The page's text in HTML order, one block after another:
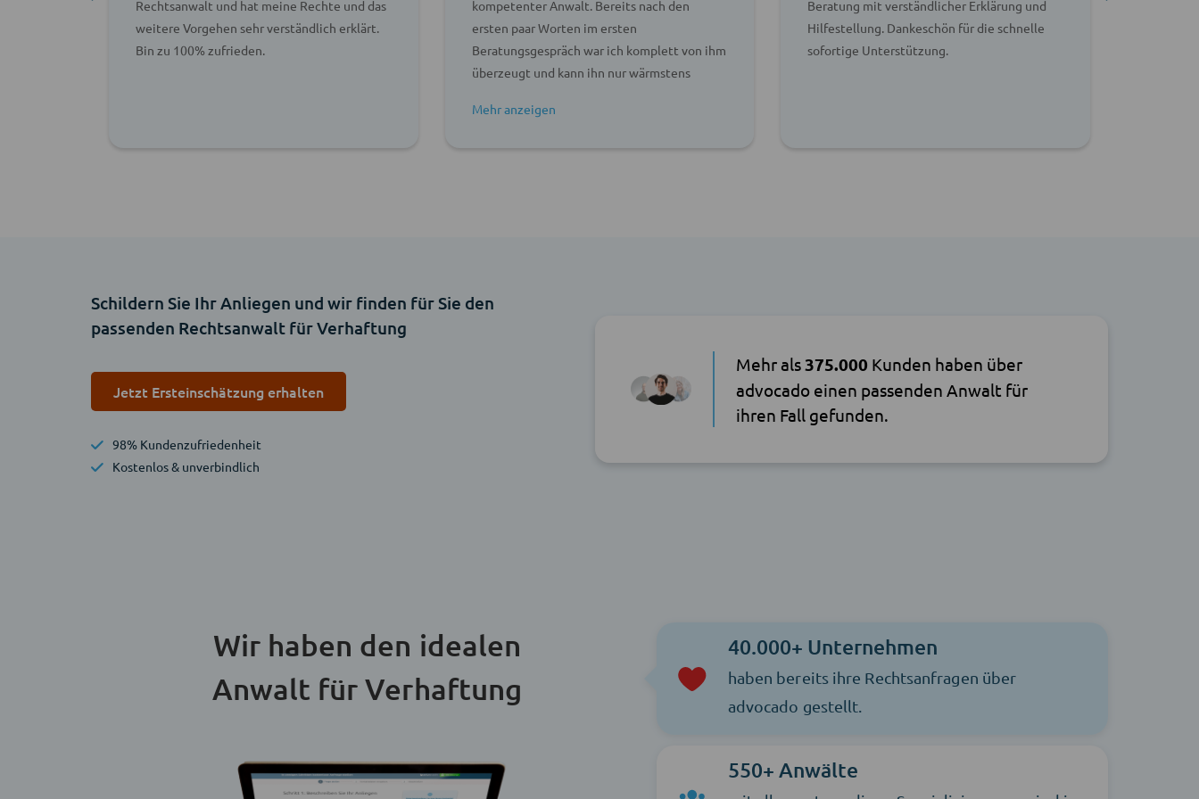
Rechtsanwalt und hat meine Rechte und das
weitere Vorgehen sehr verständlich erklärt.
Bin zu 100% zufrieden.
kompetenter Anwalt. Bereits nach den
ersten paar Worten im ersten
Beratungsgespräch war ich komplett von ihm
überzeugt und kann ihn nur wärmstens
Beratung mit verständlicher Erklärung und
Hilfestellung. Dankeschön für die schnelle
sofortige Unterstützung.
Schildern Sie Ihr Anliegen und wir finden für Sie den
passenden Rechtsanwalt für Verhaftung
Jetzt Ersteinschätzung erhalten
98% Kundenzufriedenheit
Kostenlos & unverbindlich
Mehr als375.000 Kunden haben über
advocado einen passenden Anwalt für
ihren Fall gefunden.
Wir haben den idealen
Anwalt für Verhaftung
40.000+ Unternehmen
haben bereits ihre Rechtsanfragen über
advocado gestellt.
550+ Anwälte